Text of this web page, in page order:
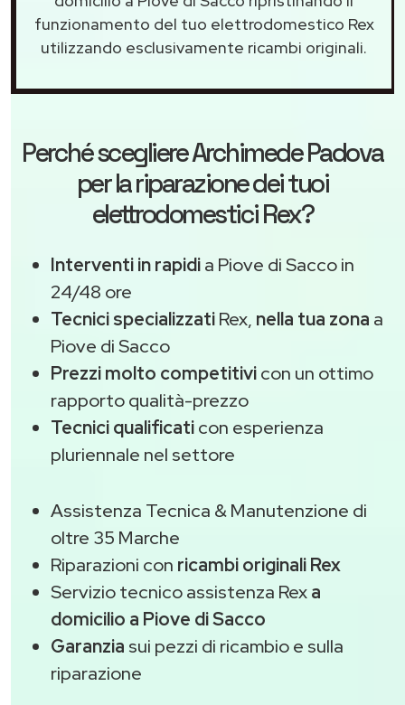
funzionamento del tuo elettrodomestico Rex
utilizzando esclusivamente ricambi originali.
Perché scegliereArchimede Padova
per la riparazione dei tuoi
elettrodomestici Rex?
Interventi in rapidia Piove di Sacco in
24/48 ore
Tecnici specializzatiRex, nella tua zona a
Piove di Sacco
Prezzi molto competitivicon un ottimo
rapporto qualità-prezzo
Tecnici qualificaticon esperienza
pluriennale nel settore
Assistenza Tecnica & Manutenzione di
oltre 35 Marche
Riparazioni con ricambi originali Rex
Servizio tecnico assistenza Rexa
domicilio a Piove di Sacco
Garanzia sui pezzi di ricambio e sulla
riparazione